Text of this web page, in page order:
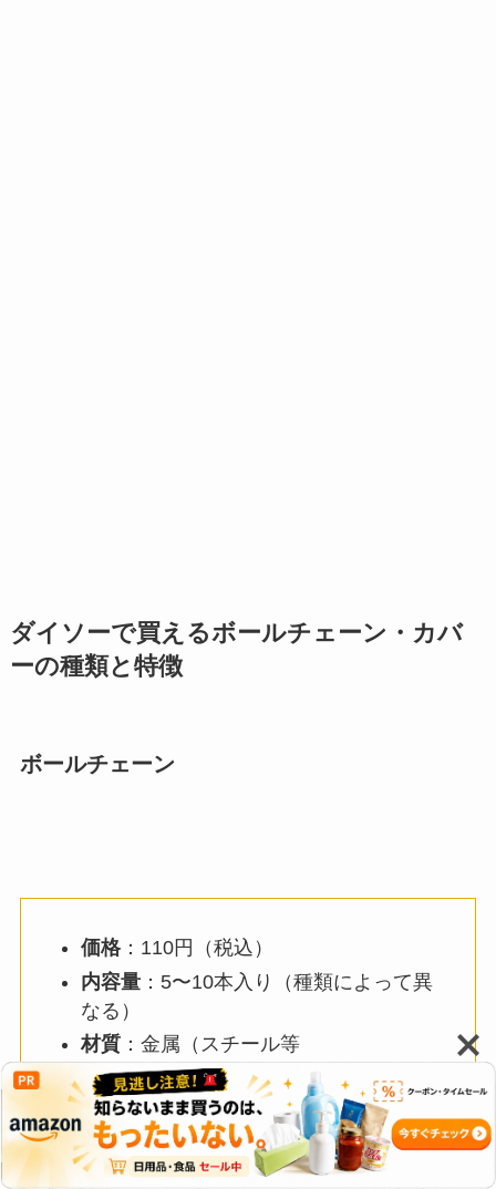
ダイソーで買えるボールチェーン・カバ
ーの種類と特徴
ボールチェーン
価格：110円（税込）
内容量：5〜10本入り（種類によって異
なる）
材質：金属（スチール等
サイズ：約10〜12cm前後／太さは一般
的な2.4mm程度が主流
色：シルバー、ゴールド、ブラック、マ
ットカラー、キラキラ系 など